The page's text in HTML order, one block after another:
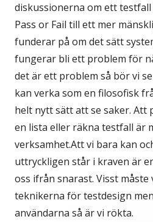
diskussionerna om ett
Pass or Fail till ett mer
funderar på om det sätt
fungerar bli ett problem för
det är ett problem så bör vi
kan verka som en filosofisk
helt nytt sätt att se saker. Att
en lista eller räkna testfall är
verksamhet.Att vi bara kan
uttryckligen står i kraven är
oss ifrån snarast. Visst måste
teknikerna för testdesign
användarna så är vi rökta.